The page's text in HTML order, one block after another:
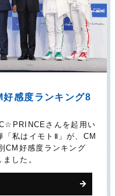
好感度ランキング8
さんを起用い
私はイモトⅡ」が、CM
CM好感度ランキング
した。